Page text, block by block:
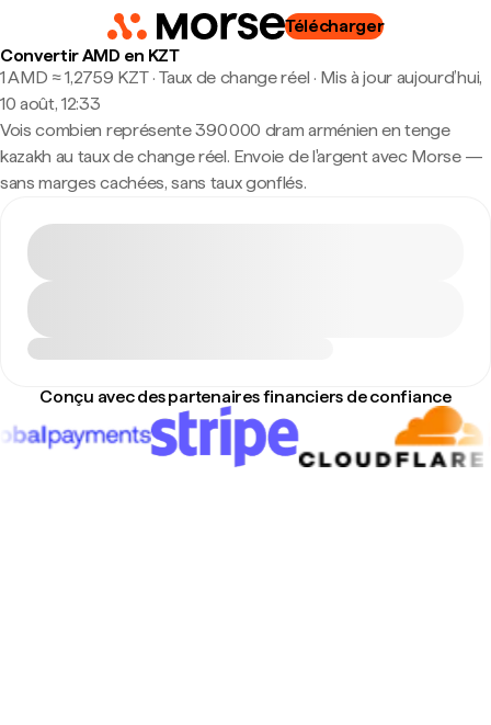
Télécharger
Convertir AMD en KZT
1 AMD ≈ 1,2759 KZT · Taux de change réel · Mis à jour aujourd’hui,
10 août, 12:33
Vois combien représente 390 000 dram arménien en tenge
kazakh au taux de change réel. Envoie de l'argent avec Morse —
sans marges cachées, sans taux gonflés.
Conçu avec des partenaires financiers de confiance